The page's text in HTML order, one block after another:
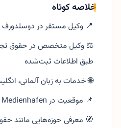
خلاصه کوتاه
📍 وکیل مستقر در دوسلدورف
⚖️ وکیل متخصص در حقوق
طبق اطلاعات ثبت‌شده
🌐 خدمات به زبان آلمانی،
📌 موقعیت در Medienhafen دوسلدورف، Zollhof 2
🧭 معرفی حوزه‌هایی مانند